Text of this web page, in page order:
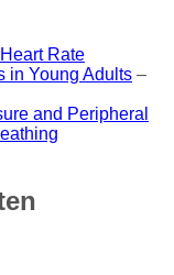
Rate
in Young Adults –
and Peripheral